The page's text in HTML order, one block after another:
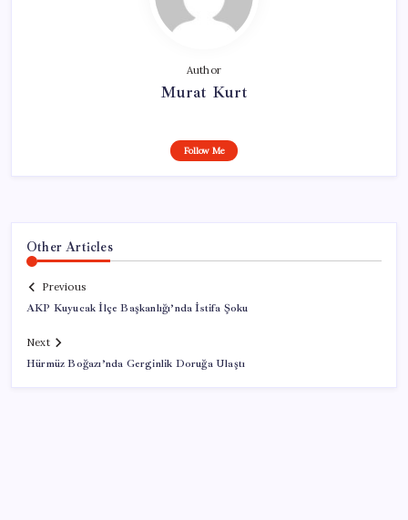
Author
Murat Kurt
Follow Me
Other Articles
Previous
AKP Kuyucak İlçe Başkanlığı’nda İstifa Şoku
Next
Hürmüz Boğazı’nda Gerginlik Doruğa Ulaştı